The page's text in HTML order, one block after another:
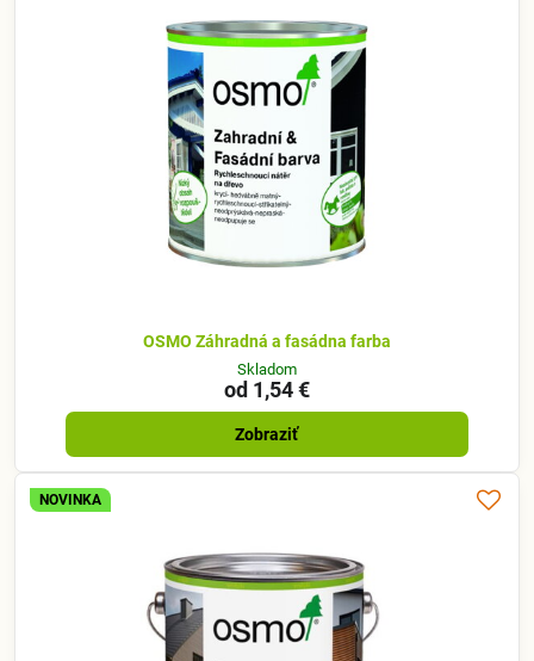
OSMO Záhradná a fasádna farba
Skladom
od 1,54 €
Zobraziť
NOVINKA